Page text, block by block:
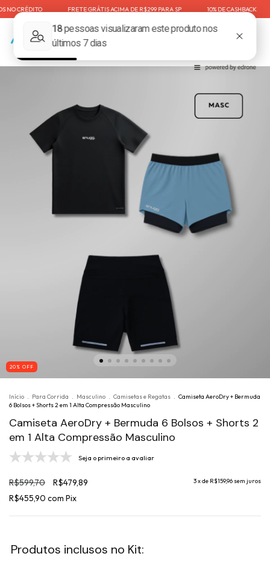
GRÁTIS ACIMA DE R$299 PARA SP⠀⠀⠀⠀⠀⠀10% DE
20 % OFF
Início . Para Corrida . Masculino . Camisetas e Regatas . Camiseta AeroDry + Bermuda
6 Bolsos + Shorts 2 em 1 Alta Compressão Masculino
Camiseta AeroDry + Bermuda 6 Bolsos + Shorts 2
em 1 Alta Compressão Masculino
Seja o primeiro a avaliar
R$599,70
R$479,89
R$455,90 com Pix
3x de R$159,96 sem juros
Produtos inclusos no Kit: